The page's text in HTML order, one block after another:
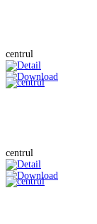
centrul
centrul